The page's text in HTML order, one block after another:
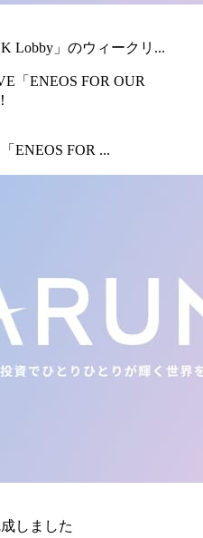
Lobby」のウィークリ...
ENEOS FOR ...
しました